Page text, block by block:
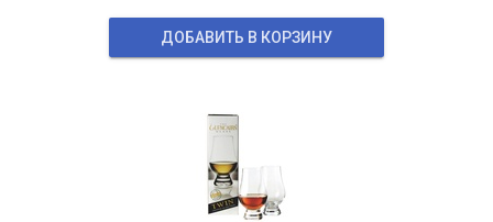
ДОБАВИТЬ В КОРЗИНУ